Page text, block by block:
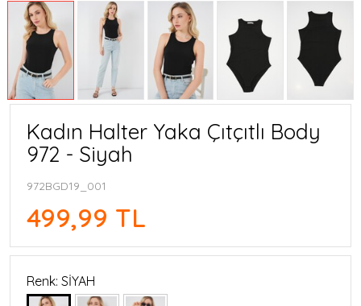
Kadın Halter Yaka Çıtçıtlı Body
972 - Siyah
972BGD19_001
499,99 TL
Renk: SİYAH